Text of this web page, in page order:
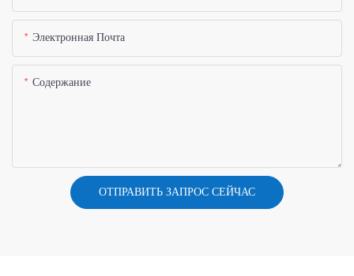
Электронная Почта
Содержание
ОТПРАВИТЬ ЗАПРОС СЕЙЧАС